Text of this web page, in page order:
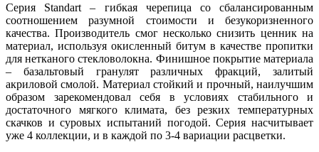
Серия Standart – гибкая черепица со сбалансированным
соотношением разумной стоимости и безукоризненного
качества. Производитель смог несколько снизить ценник на
материал, используя окисленный битум в качестве пропитки
для нетканого стекловолокна. Финишное покрытие материала
– базальтовый гранулят различных фракций, залитый
акриловой смолой. Материал стойкий и прочный, наилучшим
образом зарекомендовал себя в условиях стабильного и
достаточного мягкого климата, без резких температурных
скачков и суровых испытаний погодой. Серия насчитывает
уже 4 коллекции, и в каждой по 3-4 вариации расцветки.